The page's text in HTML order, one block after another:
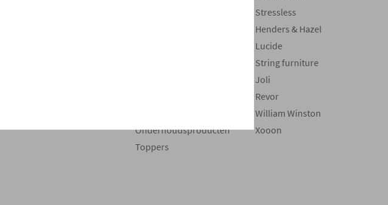
Onderhoudsproducten
Toppers
Stressless
Henders & Hazel
Lucide
String furniture
Joli
Revor
William Winston
Xooon